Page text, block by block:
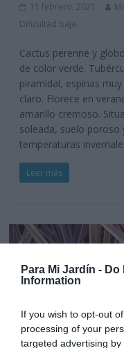
Para Mi Jardín - Do
Information
If you wish to opt-out
processing of your
targeted advertising
11 febrero, 2021
Dificultad baja
Cactus perenne y
de color verde.
piramidal, espinas
claro. Florece en
amarillo cremoso.
soleada, suelo poroso
temperaturas
Leer más